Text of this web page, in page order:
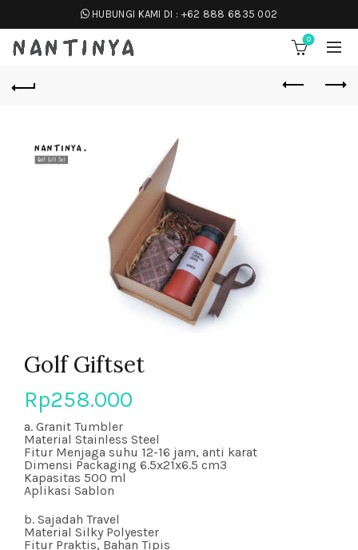
HUBUNGI KAMI DI : +62 888 6835 002
0
Golf Giftset
Rp258.000
a. Granit Tumbler
Material Stainless Steel
Fitur Menjaga suhu 12-16 jam, anti karat
Dimensi Packaging 6.5x21x6.5 cm3
Kapasitas 500 ml
Aplikasi Sablon
b. Sajadah Travel
Material Silky Polyester
Fitur Praktis, Bahan Tipis